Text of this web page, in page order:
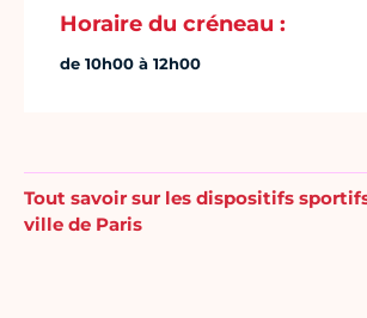
Horaire du créneau :
de 10h00 à 12h00
Tout savoir sur les dispositifs
ville de Paris